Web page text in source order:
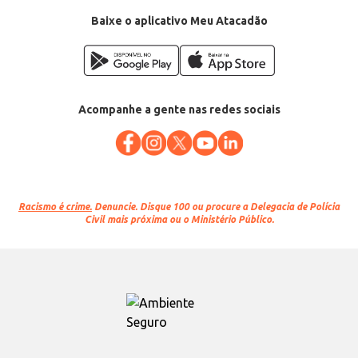
Baixe o aplicativo Meu Atacadão
Acompanhe a gente nas redes sociais
Racismo é crime. Denuncie. Disque 100 ou procure a Delegacia de Polícia
Civil mais próxima ou o Ministério Público.